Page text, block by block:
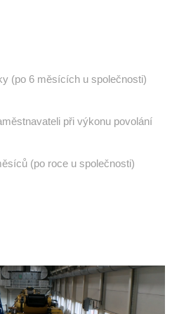
(po 6 měsících u společnosti)
při výkonu povolání
(po roce u společnosti)